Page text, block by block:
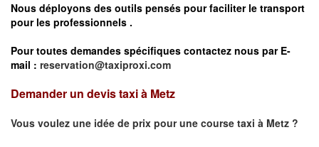
Nous déployons des outils pensés pour faciliter le transport
pour les professionnels .
Pour toutes demandes spécifiques contactez nous par E-
mail : reservation@taxiproxi.com
Demander un devis taxi à Metz
Vous voulez une idée de prix pour une course taxi à Metz ?